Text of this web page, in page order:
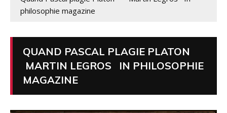
philosophie magazine
QUAND PASCAL PLAGIE PLATON
MARTIN LEGROS IN PHILOSOPHIE
MAGAZINE